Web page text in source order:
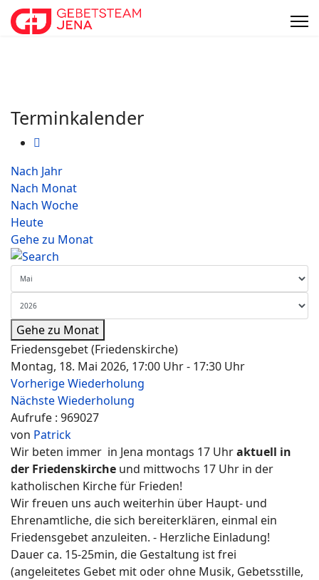
Terminkalender
Nach Jahr
Nach Monat
Nach Woche
Heute
Gehe zu Monat
Gehe zu Monat
Friedensgebet (Friedenskirche)
Montag, 18. Mai 2026, 17:00 Uhr - 17:30 Uhr
Vorherige Wiederholung
Nächste Wiederholung
Aufrufe : 969027
von Patrick
Wir beten immer in Jena montags 17 Uhraktuell in
der Friedenskirche und mittwochs 17 Uhr in der
katholischen Kirche für Frieden!
Wir freuen uns auch weiterhin über Haupt- und
Ehrenamtliche, die sich bereiterklären, einmal ein
Friedensgebet anzuleiten. - Herzliche Einladung!
Dauer ca. 15-25min, die Gestaltung ist frei
(angeleitetes Gebet mit oder ohne Musik, Gebetsstille,